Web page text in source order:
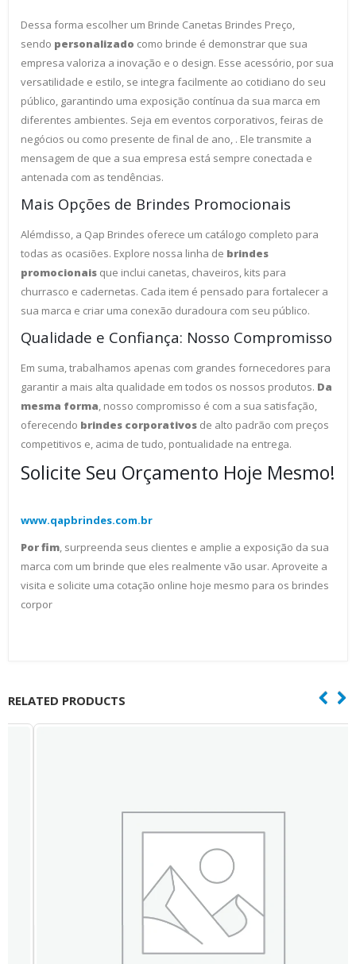
Dessa forma escolher um Brinde Canetas Brindes Preço,
sendo personalizado como brinde é demonstrar que sua
empresa valoriza a inovação e o design. Esse acessório, por sua
versatilidade e estilo, se integra facilmente ao cotidiano do seu
público, garantindo uma exposição contínua da sua marca em
diferentes ambientes. Seja em eventos corporativos, feiras de
negócios ou como presente de final de ano, . Ele transmite a
mensagem de que a sua empresa está sempre conectada e
antenada com as tendências.
Mais Opções de Brindes Promocionais
Alémdisso, a Qap Brindes oferece um catálogo completo para
todas as ocasiões. Explore nossa linha de brindes
promocionais que inclui canetas, chaveiros, kits para
churrasco e cadernetas. Cada item é pensado para fortalecer a
sua marca e criar uma conexão duradoura com seu público.
Qualidade e Confiança: Nosso Compromisso
Em suma, trabalhamos apenas com grandes fornecedores para
garantir a mais alta qualidade em todos os nossos produtos. Da
mesma forma, nosso compromisso é com a sua satisfação,
oferecendo brindes corporativos de alto padrão com preços
competitivos e, acima de tudo, pontualidade na entrega.
Solicite Seu Orçamento Hoje Mesmo!
www.qapbrindes.com.br
Por fim, surpreenda seus clientes e amplie a exposição da sua
marca com um brinde que eles realmente vão usar. Aproveite a
visita e solicite uma cotação online hoje mesmo para os brindes
corpor
RELATED PRODUCTS